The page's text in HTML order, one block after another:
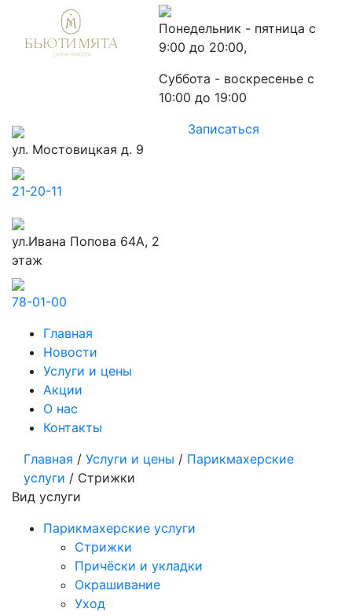
Понедельник - пятница с
9:00 до 20:00,
Суббота - воскресенье с
10:00 до 19:00
ул. Мостовицкая д. 9
21-20-11
ул.Ивана Попова 64А, 2
этаж
78-01-00
Записаться
Главная
Новости
Услуги и цены
Акции
О нас
Контакты
Главная / Услуги и цены / Парикмахерские
услуги / Стрижки
Вид услуги
Парикмахерские услуги
Стрижки
Причёски и укладки
Окрашивание
Уход